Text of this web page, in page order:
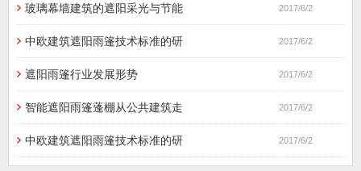
玻璃幕墙建筑的遮阳采光与节能 2017/6/2
中欧建筑遮阳雨篷技术标准的研 2017/6/2
遮阳雨篷行业发展形势 2017/6/2
智能遮阳雨篷蓬棚从公共建筑走 2017/6/2
中欧建筑遮阳雨篷技术标准的研 2017/6/2